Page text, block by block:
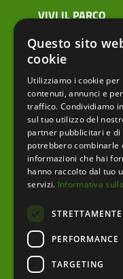
menu top footer
VIVI IL PARCO
Prenota la tua
Ciclovie
Vivere i parchi in
Mappa tecnica
Questo sito
cookie
Utilizziamo i cookie per
contenuti, annunci e
traffico. Condividiamo
sul tuo utilizzo del
partner pubblicitari e di
potrebbero combinarle
informazioni che hai
hanno raccolto dal tuo
servizi. Informativa
PERFORMANCE
TARGETING